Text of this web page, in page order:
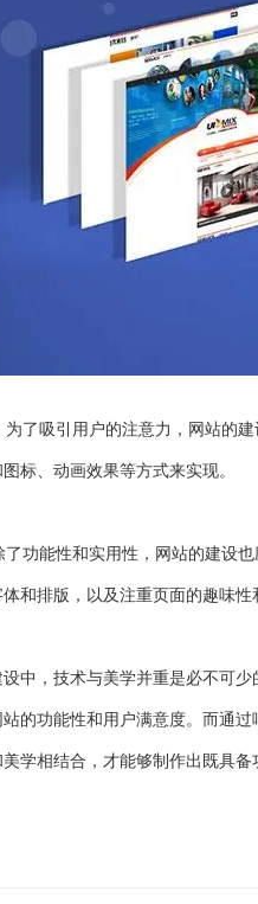
了吸引用户的注意力，网站的
标、动画效果等方式来实现。
功能性和实用性，网站的建设
和排版，以及注重页面的趣味性
中，技术与美学并重是必不可
的功能性和用户满意度。而通
学相结合，才能够制作出既具